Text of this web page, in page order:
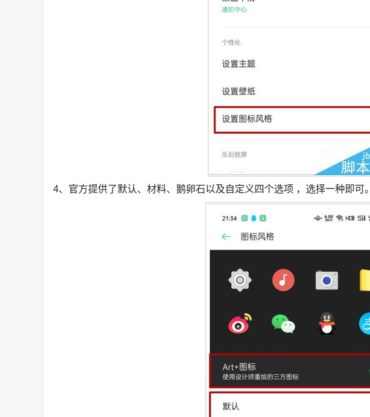
4、官方提供了默认、材料、鹅卵石以及自定义四个选项 ，选择一种即可。